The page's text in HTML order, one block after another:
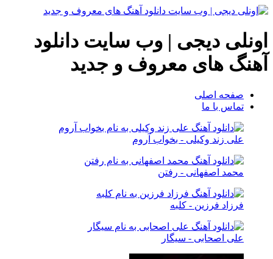
اونلی دیجی | وب سایت دانلود
آهنگ های معروف و جدید
صفحه اصلی
تماس با ما
علی زند وکیلی - بخواب آروم
محمد اصفهانی - رفتن
فرزاد فرزین - کلبه
علی اصحابی - سیگار